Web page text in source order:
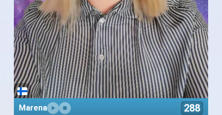
Marena 288